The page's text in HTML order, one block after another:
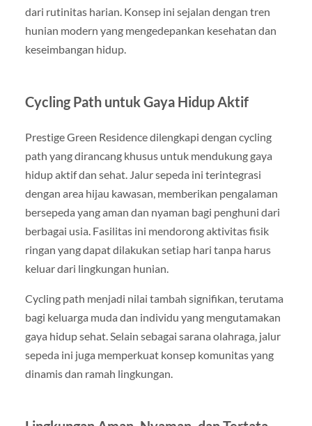
dari rutinitas harian. Konsep ini sejalan dengan tren
hunian modern yang mengedepankan kesehatan dan
keseimbangan hidup.
Cycling Path untuk Gaya Hidup Aktif
Prestige Green Residence dilengkapi dengan cycling
path yang dirancang khusus untuk mendukung gaya
hidup aktif dan sehat. Jalur sepeda ini terintegrasi
dengan area hijau kawasan, memberikan pengalaman
bersepeda yang aman dan nyaman bagi penghuni dari
berbagai usia. Fasilitas ini mendorong aktivitas fisik
ringan yang dapat dilakukan setiap hari tanpa harus
keluar dari lingkungan hunian.
Cycling path menjadi nilai tambah signifikan, terutama
bagi keluarga muda dan individu yang mengutamakan
gaya hidup sehat. Selain sebagai sarana olahraga, jalur
sepeda ini juga memperkuat konsep komunitas yang
dinamis dan ramah lingkungan.